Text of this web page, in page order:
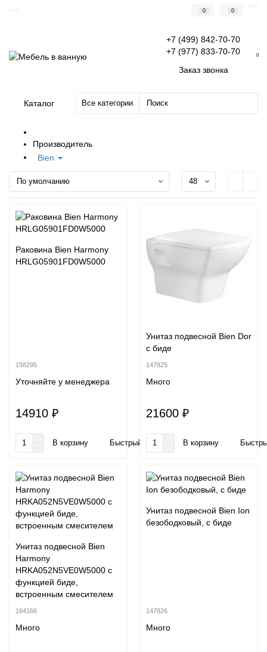
0 0
+7 (499) 842-70-70
+7 (977) 833-70-70
Заказ звонка
0
Каталог Все категории
Производитель
Bien
Раковина Bien Harmony
HRLG05901FD0W5000
158295
Уточняйте у менеджера
14910 ₽
В корзину Быстрый заказ
Унитаз подвесной Bien Dor
с биде
147825
Много
21600 ₽
В корзину
Унитаз подвесной Bien
Harmony
HRKA052N5VE0W5000 с
функцией биде,
встроенным смесителем
164166
Много
Унитаз подвесной Bien Ion
безободковый, с биде
147826
Много